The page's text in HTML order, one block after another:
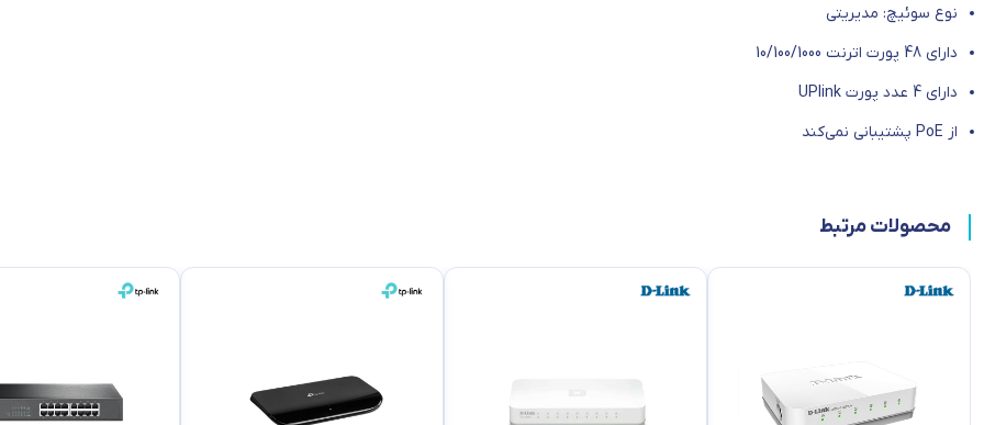
نوع سوئیچ: مدیریتی
دارای 48 پورت اترنت 10/100/1000
دارای 4 عدد پورت UPlink
از PoE پشتیبانی نمی‌کند
محصولات مرتبط